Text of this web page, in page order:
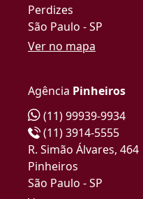
Perdizes
São Paulo - SP
Ver no mapa
Agência Pinheiros
(11) 99939-9934
(11) 3914-5555
R. Simão Álvares, 464
Pinheiros
São Paulo - SP